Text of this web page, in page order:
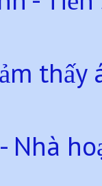
Nhà